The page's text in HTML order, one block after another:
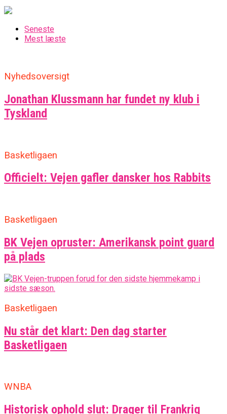
Seneste
Mest læste
Nyhedsoversigt
Jonathan Klussmann har fundet ny klub i
Tyskland
Basketligaen
Officielt: Vejen gafler dansker hos Rabbits
Basketligaen
BK Vejen opruster: Amerikansk point guard
på plads
Basketligaen
Nu står det klart: Den dag starter
Basketligaen
WNBA
Historisk ophold slut: Drager til Frankrig